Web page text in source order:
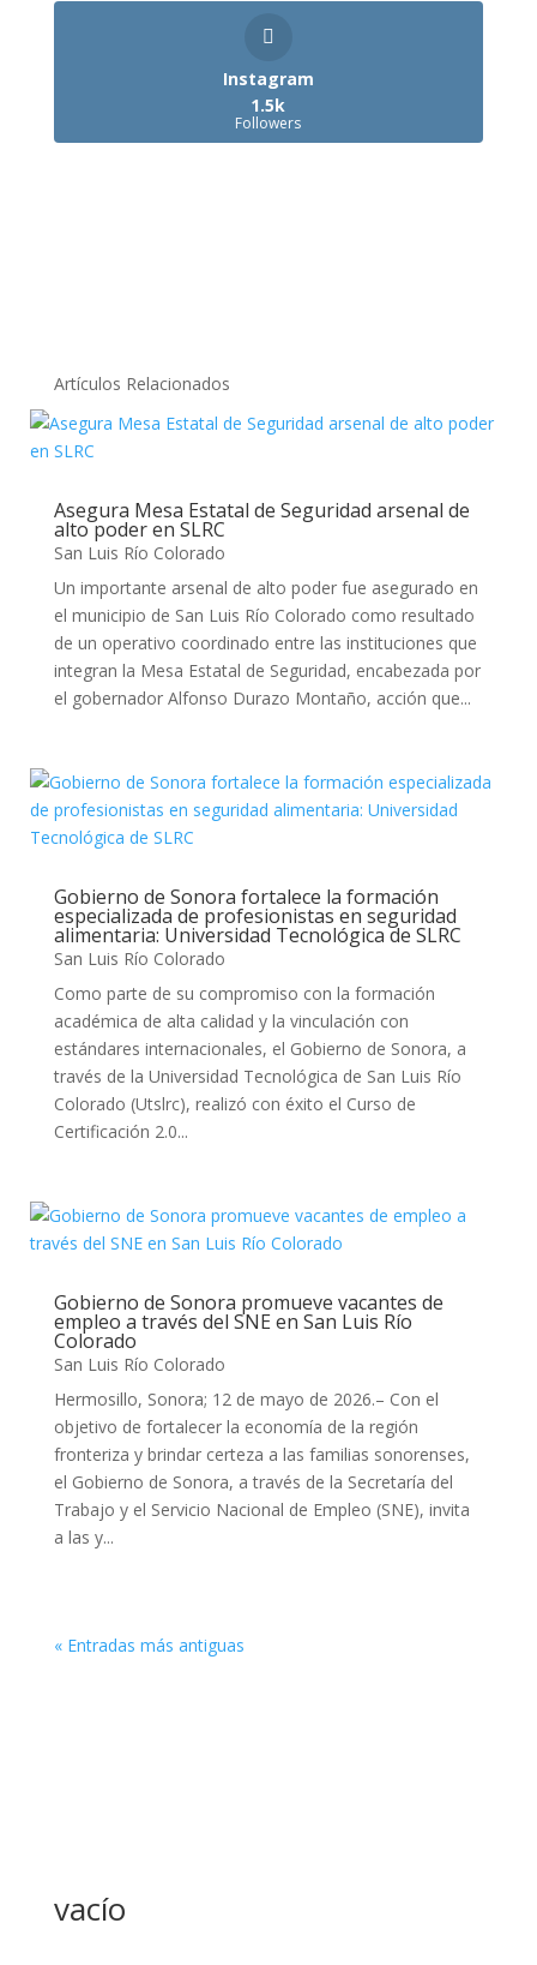
Instagram
1.5k
Followers
Artículos Relacionados
Asegura Mesa Estatal de Seguridad arsenal de
alto poder en SLRC
San Luis Río Colorado
Un importante arsenal de alto poder fue asegurado en
el municipio de San Luis Río Colorado como resultado
de un operativo coordinado entre las instituciones que
integran la Mesa Estatal de Seguridad, encabezada por
el gobernador Alfonso Durazo Montaño, acción que...
Gobierno de Sonora fortalece la formación
especializada de profesionistas en seguridad
alimentaria: Universidad Tecnológica de SLRC
San Luis Río Colorado
Como parte de su compromiso con la formación
académica de alta calidad y la vinculación con
estándares internacionales, el Gobierno de Sonora, a
través de la Universidad Tecnológica de San Luis Río
Colorado (Utslrc), realizó con éxito el Curso de
Certificación 2.0...
Gobierno de Sonora promueve vacantes de
empleo a través del SNE en San Luis Río
Colorado
San Luis Río Colorado
Hermosillo, Sonora; 12 de mayo de 2026.– Con el
objetivo de fortalecer la economía de la región
fronteriza y brindar certeza a las familias sonorenses,
el Gobierno de Sonora, a través de la Secretaría del
Trabajo y el Servicio Nacional de Empleo (SNE), invita
a las y...
« Entradas más antiguas
vacío